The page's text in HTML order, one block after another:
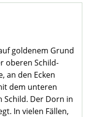
goldenem Grund
oberen Schild­
an den Ecken
dem unteren
Schild. Der Dorn in
In vielen Fällen,